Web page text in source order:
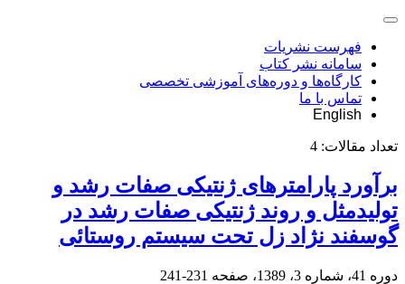
فهرست نشریات
سامانه نشر کتاب
کارگاه‌ها و دوره‌های آموزشی تخصصی
تماس با ما
English
تعداد مقالات: 4
برآورد پارامترهای ژنتیکی صفات رشد و
تولیدمثل و روند ژنتیکی صفات رشد در
گوسفند نژاد زل تحت سیستم روستائی
دوره 41، شماره 3، 1389، صفحه 231-241